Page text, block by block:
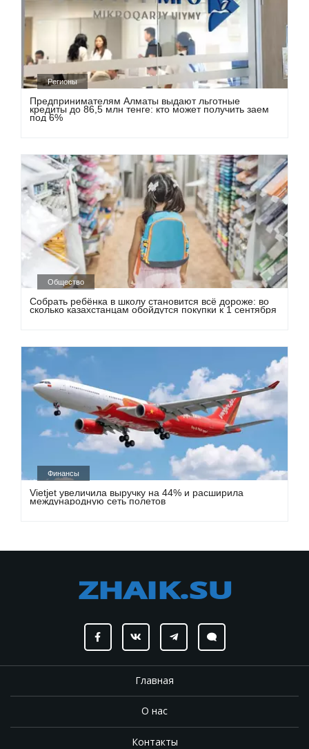
Регионы
Предпринимателям Алматы выдают льготные
кредиты до 86,5 млн тенге: кто может получить заем
под 6%
Общество
Собрать ребёнка в школу становится всё дороже: во
сколько казахстанцам обойдутся покупки к 1 сентября
Финансы
Vietjet увеличила выручку на 44% и расширила
международную сеть полетов
Главная
О нас
Контакты